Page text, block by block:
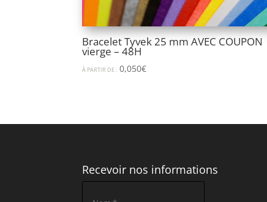
Bracelet Tyvek 25 mm AVEC COUPON
vierge – 48H
À PARTIR DE : 0,050€
Recevoir nos informations